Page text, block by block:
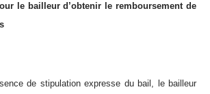
le bailleur d’obtenir le remboursement de
de stipulation expresse du bail, le bailleur